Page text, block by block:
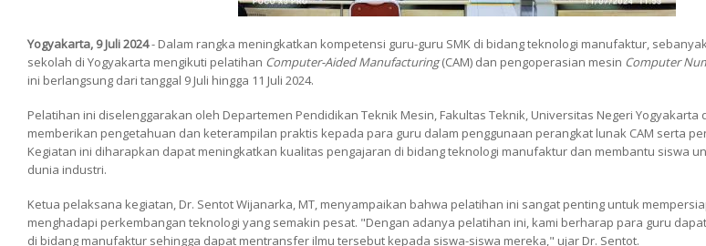
Yogyakarta, 9 Juli 2024- Dalam rangka meningkatkan kompetensi guru-guru SMK di bidang teknologi manufaktur,
sekolah di Yogyakarta mengikuti pelatihan Computer-Aided Manufacturing(CAM) dan pengoperasian mesin Computer
ini berlangsung dari tanggal 9 Juli hingga 11 Juli 2024.
Pelatihan ini diselenggarakan oleh Departemen Pendidikan Teknik Mesin, Fakultas Teknik, Universitas Negeri
memberikan pengetahuan dan keterampilan praktis kepada para guru dalam penggunaan perangkat lunak CAM serta
Kegiatan ini diharapkan dapat meningkatkan kualitas pengajaran di bidang teknologi manufaktur dan membantu siswa
dunia industri.
Ketua pelaksana kegiatan, Dr. Sentot Wijanarka, MT, menyampaikan bahwa pelatihan ini sangat penting untuk
menghadapi perkembangan teknologi yang semakin pesat. "Dengan adanya pelatihan ini, kami berharap para guru
di bidang manufaktur sehingga dapat mentransfer ilmu tersebut kepada siswa-siswa mereka," ujar Dr. Sentot.